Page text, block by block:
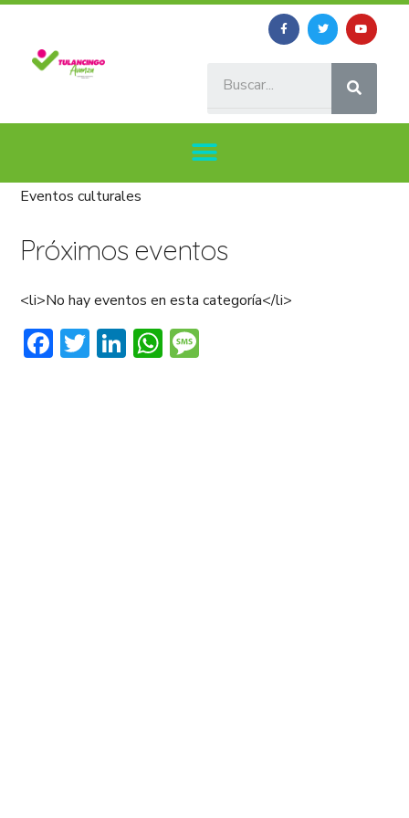
Eventos culturales
Próximos eventos
<li>No hay eventos en esta categoría</li>
Facebook
Twitter
LinkedIn
WhatsApp